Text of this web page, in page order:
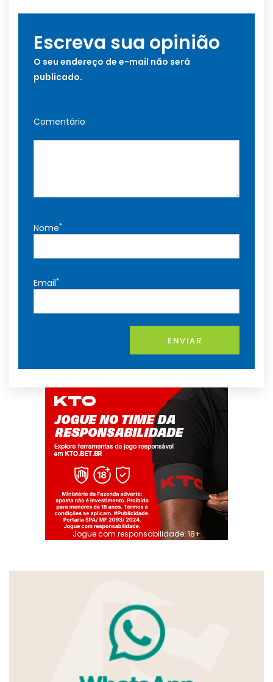
Escreva sua opinião
O seu endereço de e-mail não será
publicado.
Comentário
Nome*
Email*
ENVIAR
Jogue com responsabilidade. 18+